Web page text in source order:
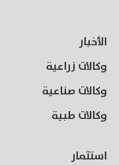
الأخبار
وكالات زراعية
وكالات صناعية
وكالات طبية
استثمار